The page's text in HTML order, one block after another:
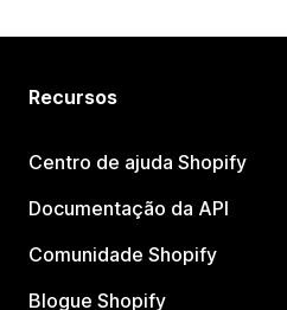
Recursos
Centro de ajuda Shopify
Documentação da API
Comunidade Shopify
Blogue Shopify